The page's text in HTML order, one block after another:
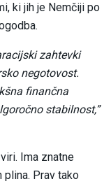
ki jih je Nemčiji po
zahtevki
negotovost.
finančna
stabilnost,”
Ima znatne
plina. Prav tako